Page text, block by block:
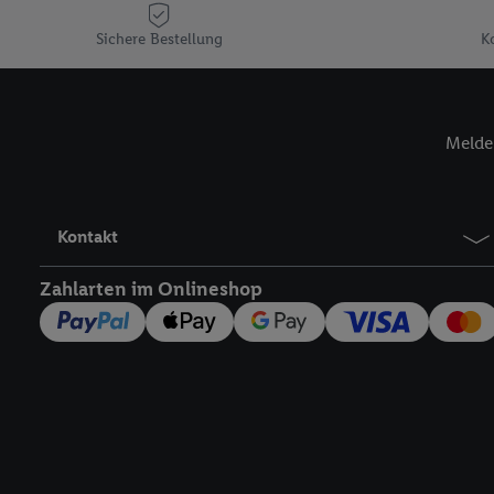
Sichere Bestellung
Kontakt
Zahlarten im Onlineshop
Plus-Konto einloggen,
Verantwortlichkeit mit
zu erstellen (die
Hierzu wird von uns
Adresse in
Zudem erlauben Sie
den Lidl-Diensten
Wenn das der Fall ist,
Insbesondere können
werden, damit wir
Nutzung der Utiq-
widerrufen - jederzeit
Telekommunikations-
die Lidl-Dienste)